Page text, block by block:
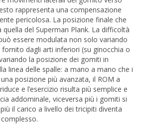
rappresenta una compensazione
pericolosa. La posizione finale che
del Superman Plank. La difficoltà
essere modulata non solo variando
fornito dagli arti inferiori (su ginocchia o
la posizione dei gomiti in
linea delle spalle: a mano a mano che i
posizione più avanzata, il ROM a
e l’esercizio risulta più semplice e
addominale, viceversa più i gomiti si
il carico a livello dei tricipiti diventa